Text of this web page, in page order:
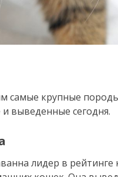
самые крупные
и выведенные сегодня.
лидер в рейтинге